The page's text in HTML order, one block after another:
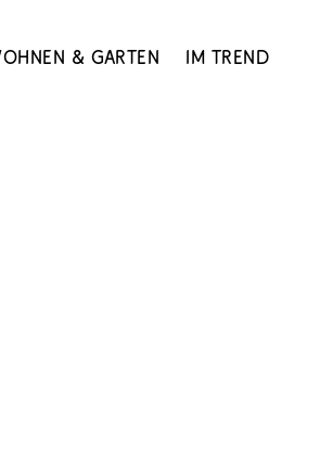
& Garten Im Trend